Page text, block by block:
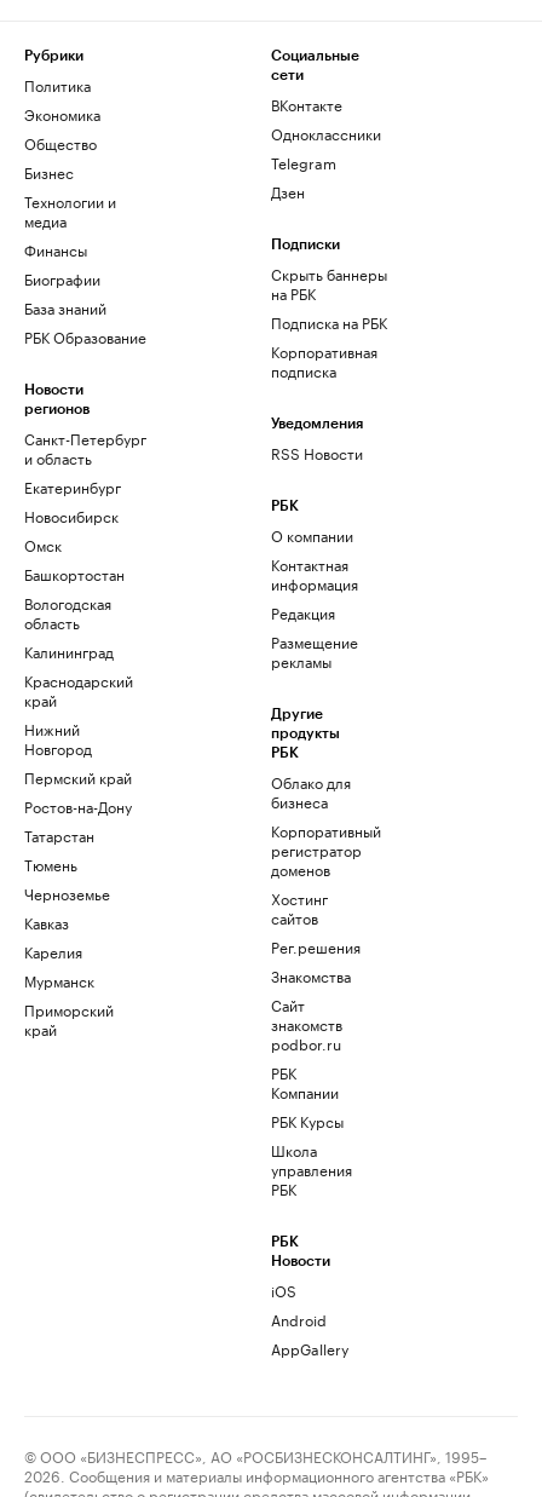
Рубрики
Политика
Экономика
Общество
Бизнес
Технологии и
медиа
Финансы
Биографии
База знаний
РБК Образование
Новости
регионов
Санкт-Петербург
и область
Екатеринбург
Новосибирск
Омск
Башкортостан
Вологодская
область
Калининград
Краснодарский
край
Нижний
Новгород
Пермский край
Ростов-на-Дону
Татарстан
Тюмень
Черноземье
Кавказ
Карелия
Мурманск
Приморский
край
Социальные
сети
ВКонтакте
Одноклассники
Telegram
Дзен
Подписки
Скрыть баннеры
на РБК
Подписка на РБК
Корпоративная
подписка
Уведомления
RSS Новости
РБК
О компании
Контактная
информация
Редакция
Размещение
рекламы
Другие
продукты
РБК
Облако для
бизнеса
Корпоративный
регистратор
доменов
Хостинг
сайтов
Рег.решения
Знакомства
Сайт
знакомств
podbor.ru
РБК
Компании
РБК Курсы
Школа
управления
РБК
РБК
Новости
iOS
Android
AppGallery
© ООО «БИЗНЕСПРЕСС», АО «РОСБИЗНЕСКОНСАЛТИНГ», 1995–
2026. Сообщения и материалы информационного агентства «РБК»